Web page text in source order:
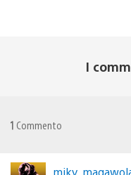
I
1 Commento